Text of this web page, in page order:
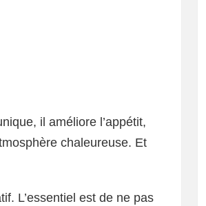
il améliore l’appétit,
chaleureuse. Et
L’essentiel est de ne pas